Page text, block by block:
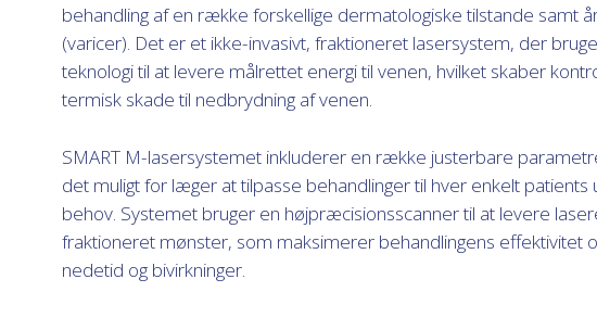
behandling af en række forskellige dermatologiske tilstande samt
(varicer). Det er et ikke-invasivt, fraktioneret lasersystem, der
teknologi til at levere målrettet energi til venen, hvilket skaber
termisk skade til nedbrydning af venen.
SMART M-lasersystemet inkluderer en række justerbare
det muligt for læger at tilpasse behandlinger til hver enkelt patients
behov. Systemet bruger en højpræcisionsscanner til at levere
fraktioneret mønster, som maksimerer behandlingens effektivitet
nedetid og bivirkninger.